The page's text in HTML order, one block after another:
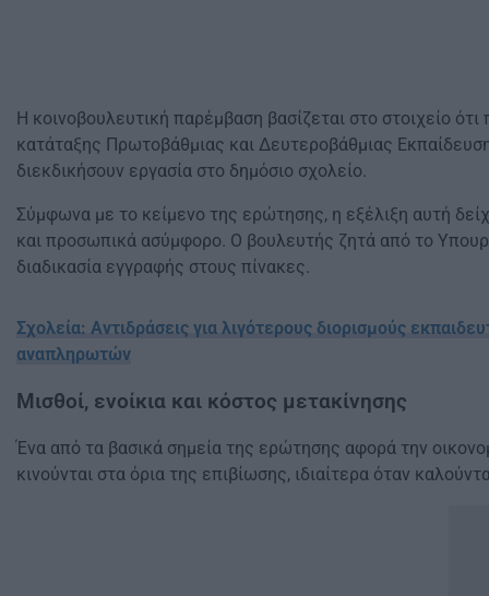
Η κοινοβουλευτική παρέμβαση βασίζεται στο στοιχείο
κατάταξης Πρωτοβάθμιας και Δευτεροβάθμιας
διεκδικήσουν εργασία στο δημόσιο σχολείο.
Σύμφωνα με το κείμενο της ερώτησης, η εξέλιξη αυτή
και προσωπικά ασύμφορο. Ο βουλευτής ζητά από το
διαδικασία εγγραφής στους πίνακες.
Σχολεία: Αντιδράσεις για λιγότερους διορισμούς
αναπληρωτών
Μισθοί, ενοίκια και κόστος μετακίνησης
Ένα από τα βασικά σημεία της ερώτησης αφορά την
κινούνται στα όρια της επιβίωσης, ιδιαίτερα όταν